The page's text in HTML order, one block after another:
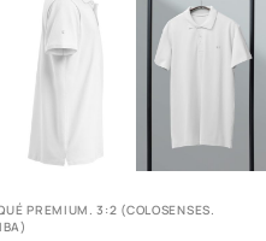
PREMIUM. 3:2 (COLOSENSES.